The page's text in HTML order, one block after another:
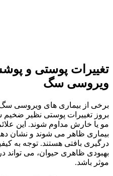
تغییرات پوستی و
ویروسی سگ
برخی از بیماری‌ های ویروسی سگ
بروز تغییرات پوستی نظیر
مو یا خارش مداوم شوند. این
بیماری ظاهر می‌ شوند و نشان‌
درگیری بافتی هستند. توجه به
بهبودی ظاهری حیوان، می‌ تواند
موثر باشد.